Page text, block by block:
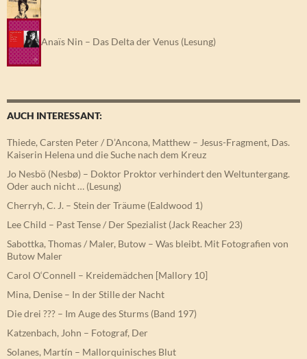
Anaïs Nin – Das Delta der Venus (Lesung)
AUCH INTERESSANT:
Thiede, Carsten Peter / D’Ancona, Matthew – Jesus-Fragment, Das.
Kaiserin Helena und die Suche nach dem Kreuz
Jo Nesbö (Nesbø) – Doktor Proktor verhindert den Weltuntergang.
Oder auch nicht … (Lesung)
Cherryh, C. J. – Stein der Träume (Ealdwood 1)
Lee Child – Past Tense / Der Spezialist (Jack Reacher 23)
Sabottka, Thomas / Maler, Butow – Was bleibt. Mit Fotografien von
Butow Maler
Carol O‘Connell – Kreidemädchen [Mallory 10]
Mina, Denise – In der Stille der Nacht
Die drei ??? – Im Auge des Sturms (Band 197)
Katzenbach, John – Fotograf, Der
Solanes, Martín – Mallorquinisches Blut